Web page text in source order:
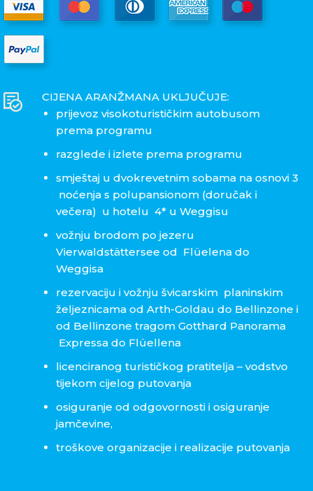
CIJENA ARANŽMANA UKLJUČUJE:
prijevoz visokoturističkim autobusom
prema programu
razglede i izlete prema programu
smještaj u dvokrevetnim sobama na osnovi 3
noćenja s polupansionom (doručak i
večera) u hotelu 4* u Weggisu
vožnju brodom po jezeru
Vierwaldstättersee od Flüelena do
Weggisa
rezervaciju i vožnju švicarskim planinskim
željeznicama od Arth-Goldau do Bellinzone i
od Bellinzone tragom Gotthard Panorama
Expressa do Flüellena
licenciranog turističkog pratitelja – vodstvo
tijekom cijelog putovanja
osiguranje od odgovornosti i osiguranje
jamčevine,
troškove organizacije i realizacije putovanja